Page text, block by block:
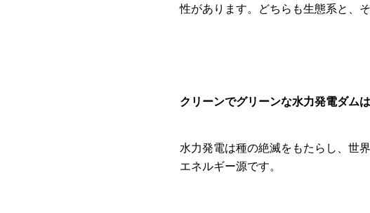
性があります。どちらも生態系と、
クリーンでグリーンな水力発電ダム
水力発電は種の絶滅をもたらし、世
エネルギー源です。